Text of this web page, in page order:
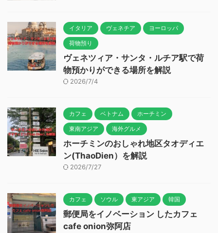
イタリア ヴェネチア ヨーロッパ
荷物預り
ヴェネツィア・サンタ・ルチア駅で荷
物預かりができる場所を解説
2026/7/4
カフェ ベトナム ホーチミン
東南アジア 海外グルメ
ホーチミンのおしゃれ地区タオディエ
ン(ThaoDien）を解説
2026/7/27
カフェ ソウル 東アジア 韓国
郵便局をイノベーション したカフェ
cafe onion弥阿店